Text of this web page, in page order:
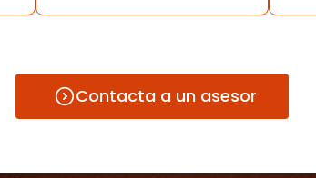
Contacta a un asesor